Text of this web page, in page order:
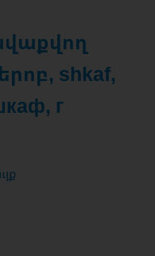
shkaf,
г